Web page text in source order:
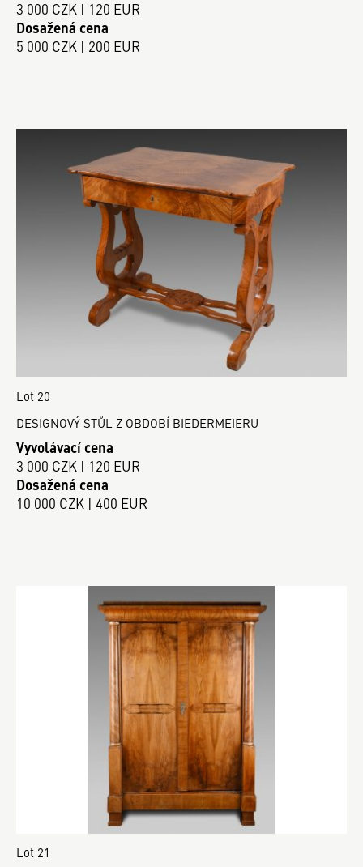
3 000 CZK | 120 EUR
Dosažená cena
5 000 CZK | 200 EUR
Lot 20
DESIGNOVÝ STŮL Z OBDOBÍ BIEDERMEIERU
Vyvolávací cena
3 000 CZK | 120 EUR
Dosažená cena
10 000 CZK | 400 EUR
Lot 21